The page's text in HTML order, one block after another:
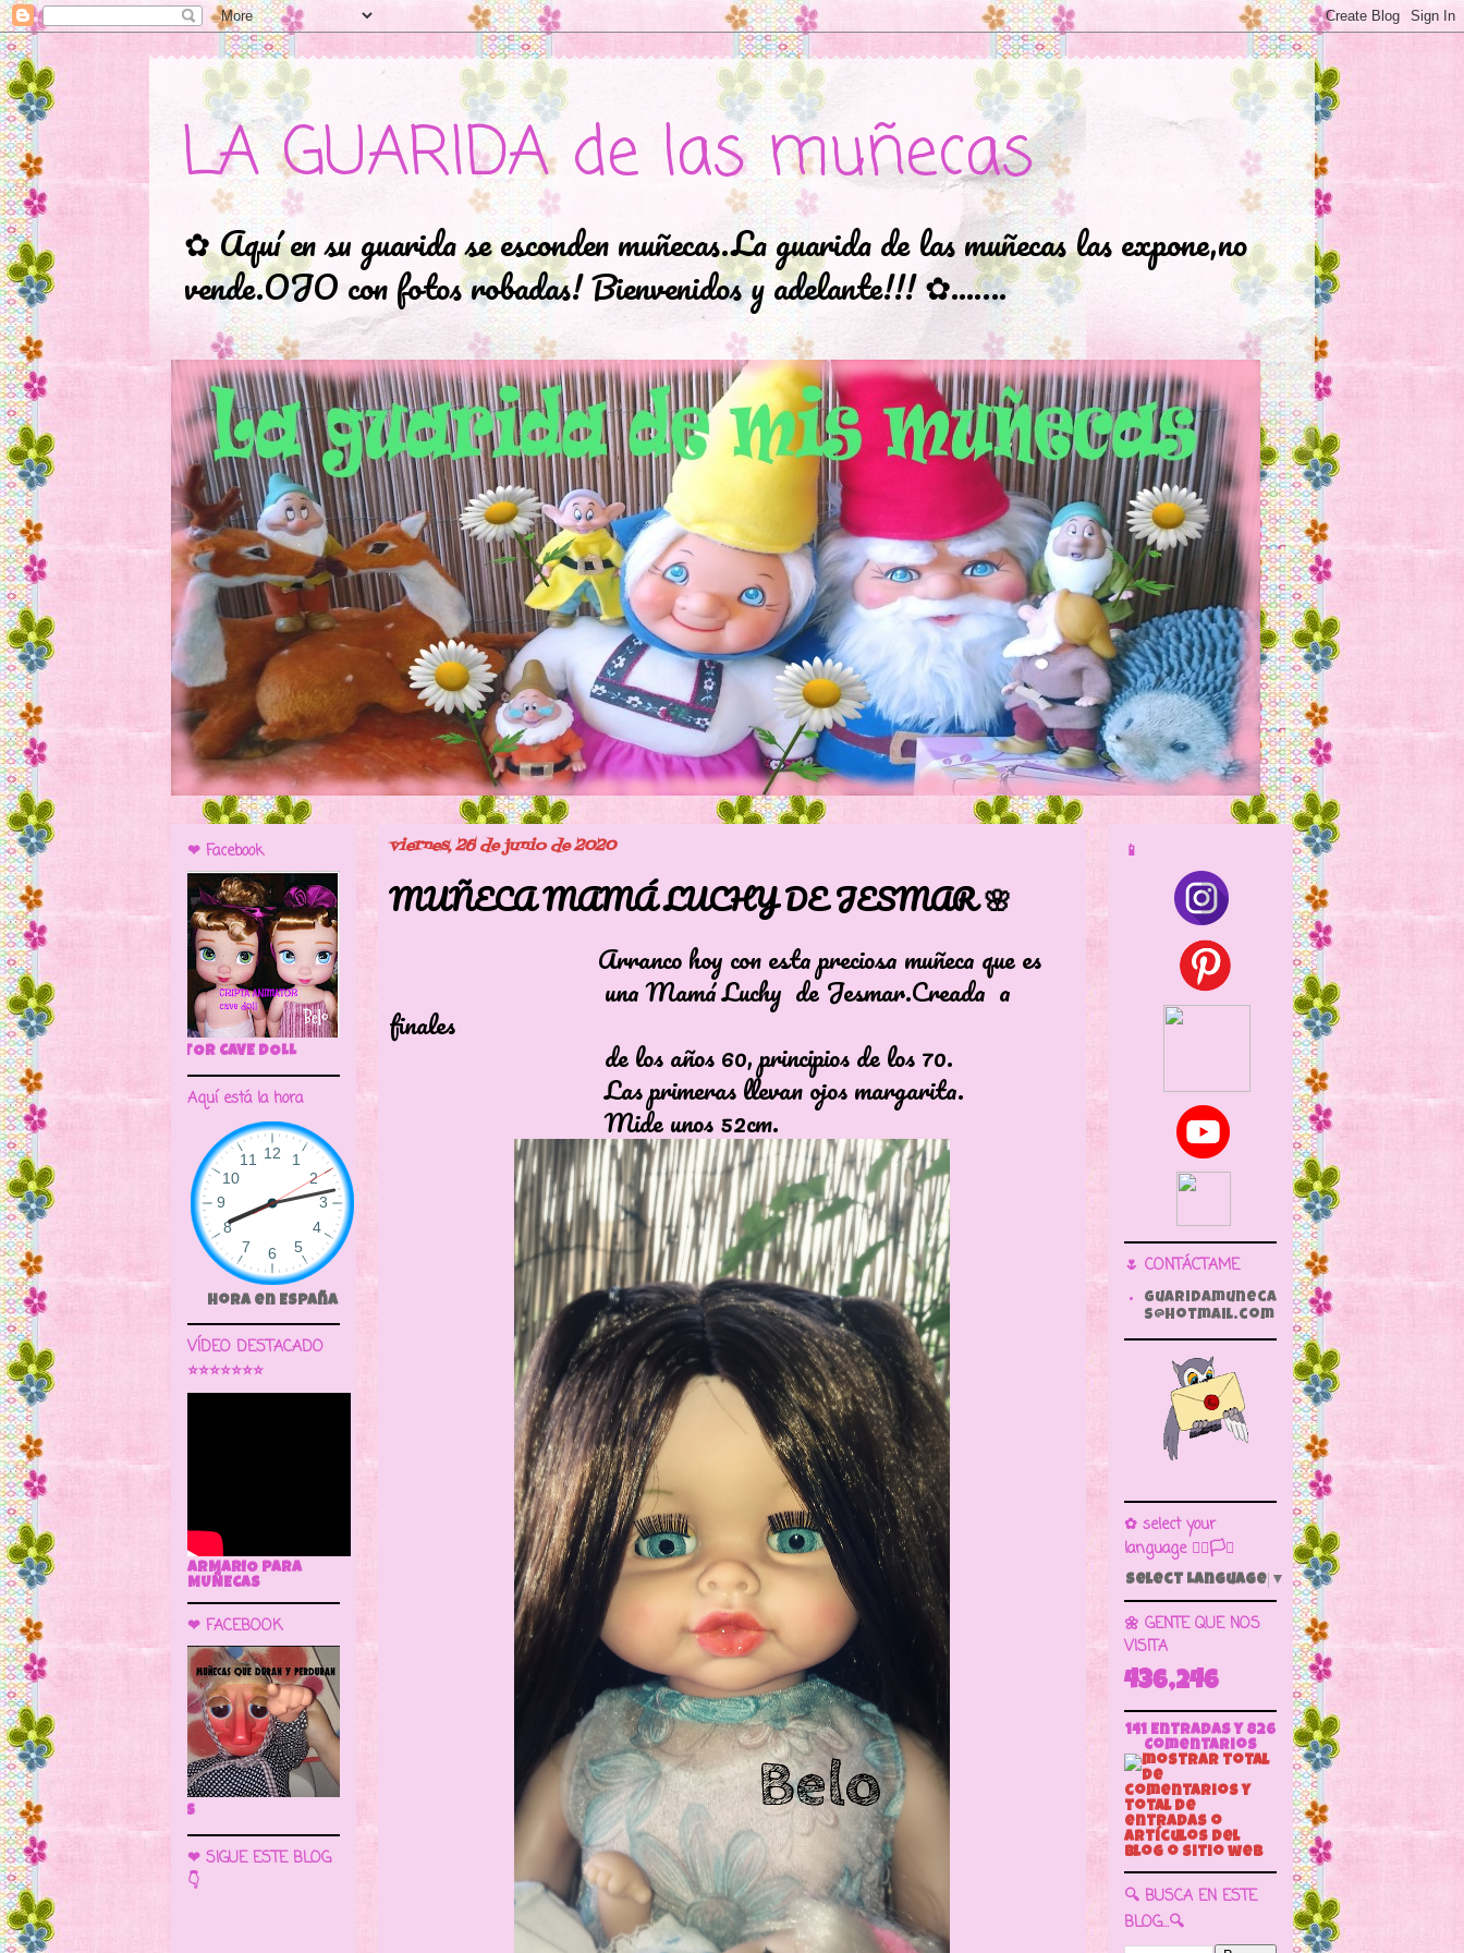
LA GUARIDA de las muñecas
✿ Aquí en su guarida se esconden muñecas.La guarida de las muñecas las expone,no
vende.OJO con fotos robadas! Bienvenidos y adelante!!! ✿...….
viernes, 26 de junio de 2020
MUÑECA MAMÁ LUCHY DE JESMAR 🌸
Arranco hoy con esta preciosa muñeca que es
una Mamá Luchy de Jesmar.Creada a
finales
de los años 60, principios de los 70.
Las primeras llevan ojos margarita.
Mide unos 52cm.
❤ Facebook
🌼CRIPTA ANIMATOR CAVE DOLL
Aquí está la hora
Hora en España
VÍDEO DESTACADO
⭐⭐⭐⭐⭐⭐⭐
ARMARIO PARA
MUÑECAS
❤ FACEBOOK
🌼 LA CUEVA DE LAS MUÑECAS
❤ SIGUE ESTE BLOG
👇
📱
🌷 CONTÁCTAME
guaridamuneca
s@hotmail.com
✿ select your
language 🏳️‍🌈🏳️🏁
Select Language ▼
🌼 GENTE QUE NOS
VISITA
436,246
141 Entradas y 826
Comentarios
🔍 BUSCA EN ESTE
BLOG...🔍